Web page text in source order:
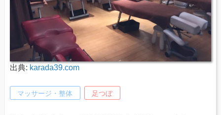
出典: karada39.com
マッサージ・整体 足つぼ